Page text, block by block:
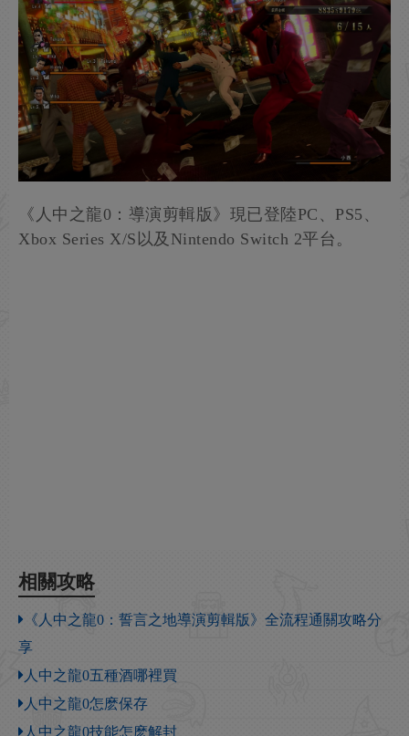
《人中之龍0：導演剪輯版》現已登陸PC、PS5、
Xbox Series X/S以及Nintendo Switch 2平台。
相關攻略
《人中之龍0：誓言之地導演剪輯版》全流程通關攻略分
享
人中之龍0五種酒哪裡買
人中之龍0怎麽保存
人中之龍0技能怎麽解封